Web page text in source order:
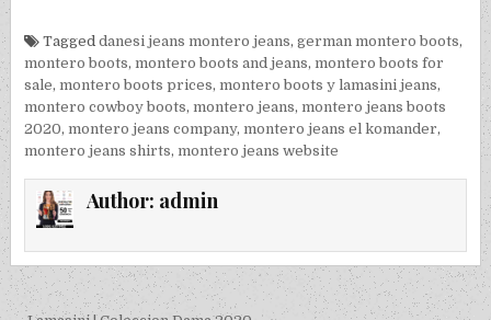
Taggeddanesi jeans montero jeans,german montero boots,
montero boots,montero boots and jeans,montero boots for
sale,montero boots prices,montero boots y lamasini jeans,
montero cowboy boots,montero jeans,montero jeans boots
2020,montero jeans company,montero jeans el komander,
montero jeans shirts,montero jeans website
Author: admin